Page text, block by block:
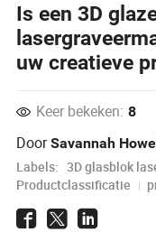
Is een 3D
uw creatieve
Keer bekeken: 8
DoorSavannah
Labels: 3D glasblok
Productclassificatie